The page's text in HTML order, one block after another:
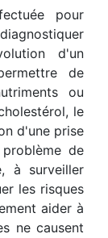
pour
d'un
de
ou
le
d'une prise
de
à surveiller
les risques
aider à
ne causent